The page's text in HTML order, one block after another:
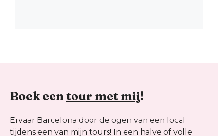
Boek een tour met mij!
Ervaar Barcelona door de ogen van een local
tijdens een van mijn tours! In een halve of volle